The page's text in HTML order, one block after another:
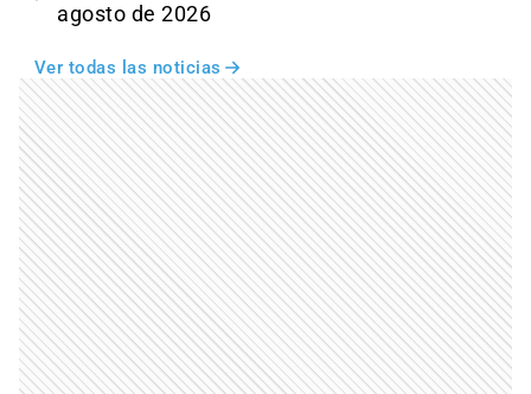
agosto de 2026
Ver todas las noticias